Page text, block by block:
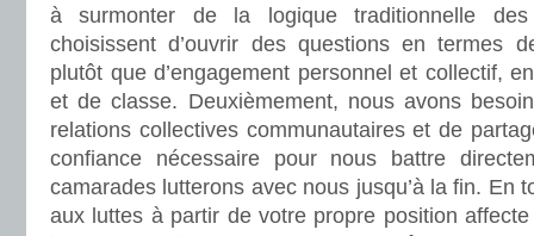
à surmonter de la logique traditionnelle
choisissent d’ouvrir des questions en termes
plutôt que d’engagement personnel et collectif,
et de classe. Deuxièmement, nous avons
relations collectives communautaires et de
confiance nécessaire pour nous battre
camarades lutterons avec nous jusqu’à la fin. En
aux luttes à partir de votre propre position